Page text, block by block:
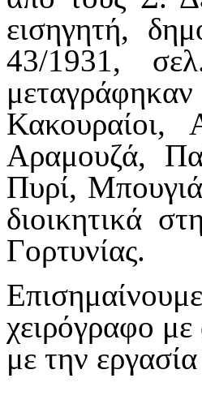
εισηγητή,
43/1931,
Κακουραίοι,
Αραμουζά,
Πυρί,
διοικητικά
Γορτυνίας.
χειρόγραφο
με την